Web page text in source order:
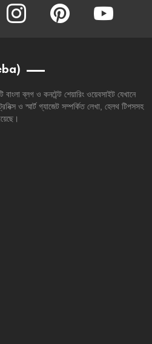
instagram pinterest youtube
ব্লগ ও কনটেন্ট শেয়ারিং ওয়েবসাইট যেখানে
ও স্মার্ট গ্যাজেট সম্পর্কিত লেখা, হেলথ টিপসসহ